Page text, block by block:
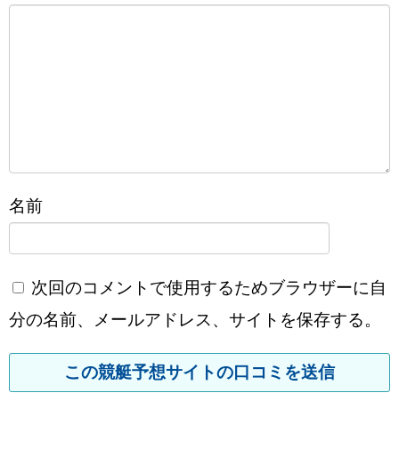
名前
次回のコメントで使用するためブラウザーに自
分の名前、メールアドレス、サイトを保存する。